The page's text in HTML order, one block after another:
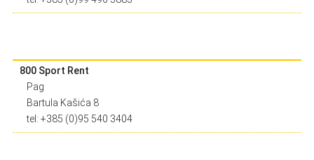
800 Sport Rent
Pag
Bartula Kašića 8
tel: +385 (0)95 540 3404